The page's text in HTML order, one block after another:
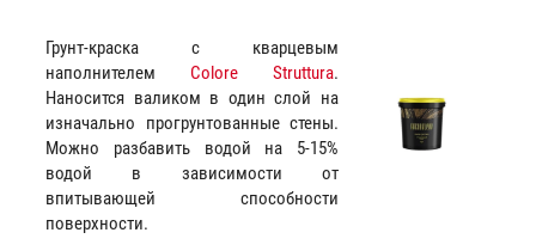
Грунт-краска с кварцевым
наполнителем Colore Struttura.
Наносится валиком в один слой на
изначально прогрунтованные стены.
Можно разбавить водой на 5-15%
водой в зависимости от
впитывающей способности
поверхности.